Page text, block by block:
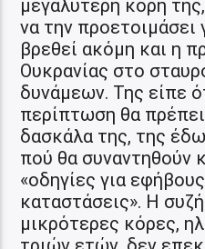
μεγαλύτερη κόρη
να την προετοιμάσει
βρεθεί ακόμη και η
Ουκρανίας στο
δυνάμεων. Της είπε
περίπτωση θα
δασκάλα της, της
πού θα συναντηθούν
«οδηγίες για
καταστάσεις». Η
μικρότερες κόρες,